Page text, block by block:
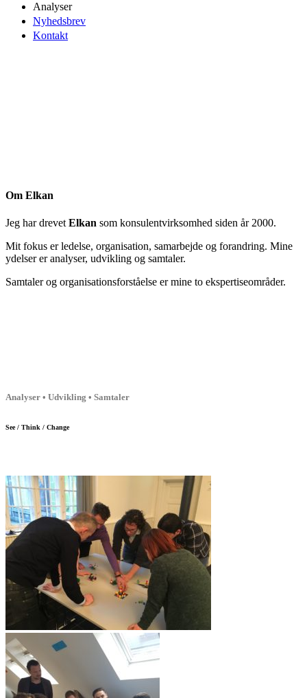
Analyser
Nyhedsbrev
Kontakt
Om Elkan
Jeg har drevet Elkan som konsulentvirksomhed siden år 2000.
Mit fokus er ledelse, organisation, samarbejde og forandring. Mine
ydelser er analyser, udvikling og samtaler.
Samtaler og organisationsforståelse er mine to ekspertiseområder.
Analyser • Udvikling • Samtaler
See / Think / Change